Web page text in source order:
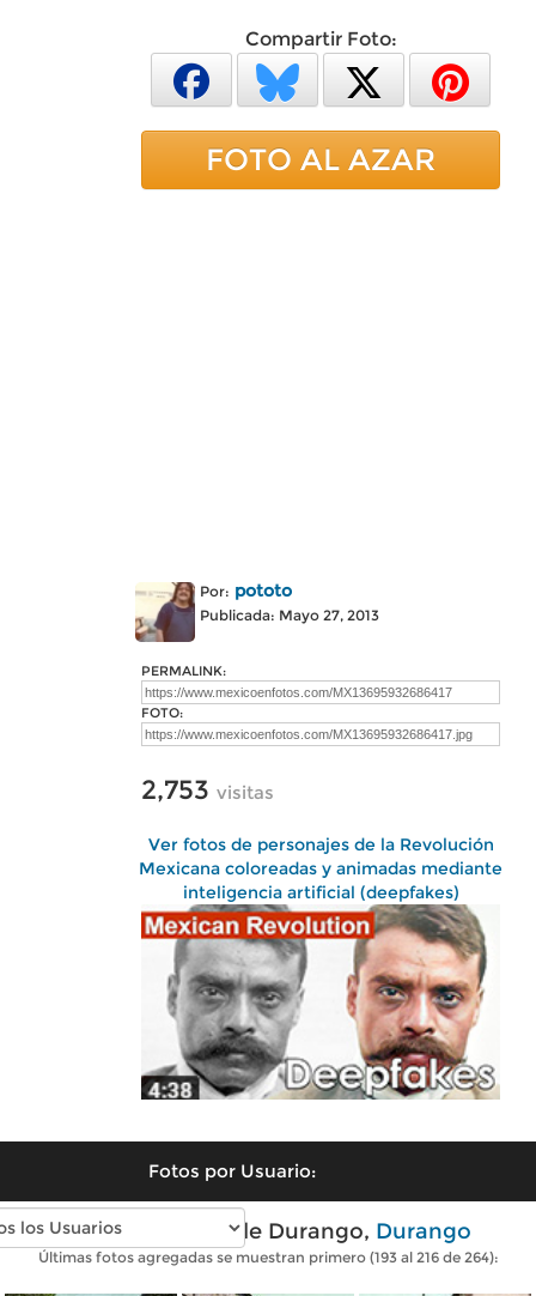
Compartir Foto:
FOTO AL AZAR
Por: pototo
Publicada: Mayo 27, 2013
PERMALINK:
FOTO:
2,753 visitas
Ver fotos de personajes de la Revolución
Mexicana coloreadas y animadas mediante
inteligencia artificial (deepfakes)
Fotos por Usuario:
Fotos antiguas de Durango, Durango
Últimas fotos agregadas se muestran primero (193 al 216 de 264):